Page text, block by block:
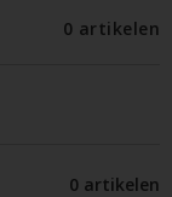
0 artikelen
0 artikelen